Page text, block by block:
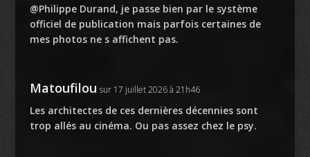
@Philippe Durand, je passe bien par le système
officiel de publication mais parfois certaines de
mes photos ne s affichent pas.
Matoufilou sur 17 juillet 2026 à 21h46
Les architectes de ces dernières décennies sont
trop allés au cinéma. Ou pas assez chez le psy.